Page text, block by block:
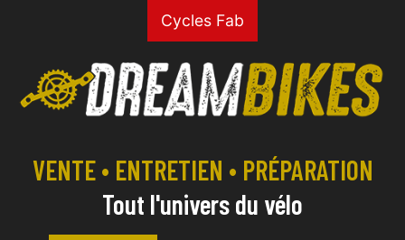
Cycles Fab
VENTE • ENTRETIEN • PRÉPARATION
Tout l'univers du vélo